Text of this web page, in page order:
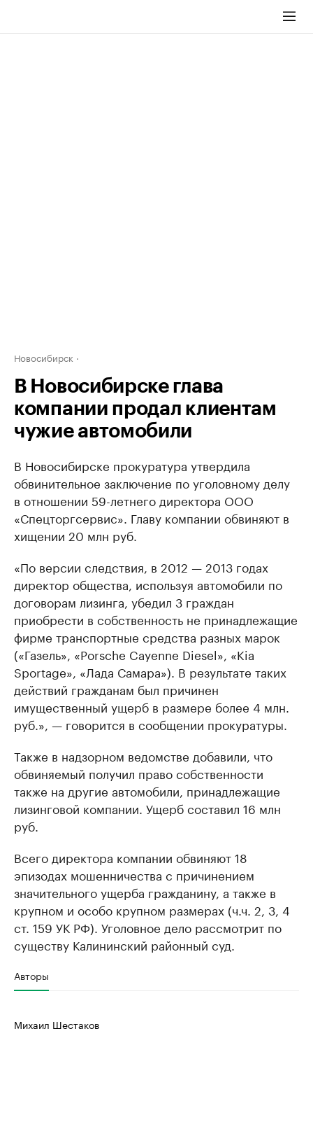
Новосибирск
В Новосибирске глава
компании продал клиентам
чужие автомобили
В Новосибирске прокуратура утвердила
обвинительное заключение по уголовному делу
в отношении 59-летнего директора ООО
«Спецторгсервис». Главу компании обвиняют в
хищении 20 млн руб.
«По версии следствия, в 2012 — 2013 годах
директор общества, используя автомобили по
договорам лизинга, убедил 3 граждан
приобрести в собственность не принадлежащие
фирме транспортные средства разных марок
(«Газель», «Porsche Cayenne Diesel», «Kia
Sportage», «Лада Самара»). В результате таких
действий гражданам был причинен
имущественный ущерб в размере более 4 млн.
руб.», — говорится в сообщении прокуратуры.
Также в надзорном ведомстве добавили, что
обвиняемый получил право собственности
также на другие автомобили, принадлежащие
лизинговой компании. Ущерб составил 16 млн
руб.
Всего директора компании обвиняют 18
эпизодах мошенничества с причинением
значительного ущерба гражданину, а также в
крупном и особо крупном размерах (ч.ч. 2, 3, 4
ст. 159 УК РФ). Уголовное дело рассмотрит по
существу Калининский районный суд.
Авторы
Михаил Шестаков